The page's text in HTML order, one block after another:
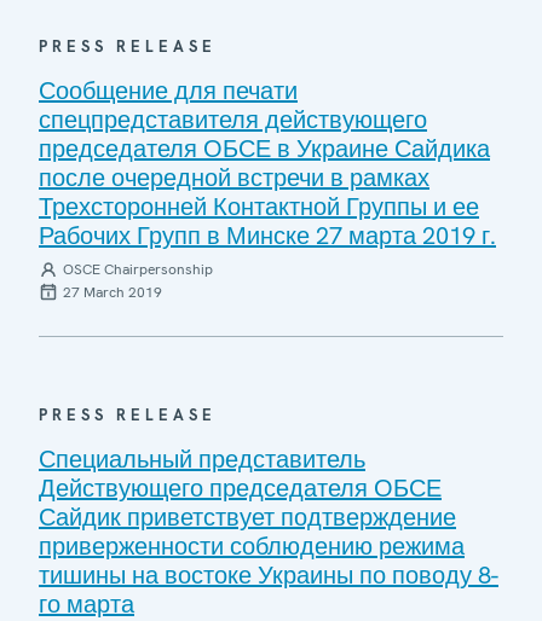
PRESS RELEASE
Сообщение для печати
спецпредставителя действующего
председателя ОБСЕ в Украине Сайдика
после очередной встречи в рамках
Трехсторонней Контактной Группы и ее
Рабочих Групп в Минске 27 марта 2019 г.
OSCE Chairpersonship
27 March 2019
PRESS RELEASE
Специальный представитель
Действующего председателя ОБСЕ
Сайдик приветствует подтверждение
приверженности соблюдению режима
тишины на востоке Украины по поводу 8-
го марта